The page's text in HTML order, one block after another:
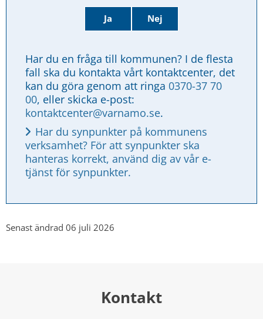
Ja Nej
Har du en fråga till kommunen? I de flesta
fall ska du kontakta vårt kontaktcenter, det
kan du göra genom att ringa 0370-37 70
00
kontaktcenter@varnamo.se.
Har du synpunkter på kommunens
verksamhet? För att synpunkter ska
hanteras korrekt, använd dig av vår e-
tjänst för synpunkter.
Senast ändrad 06 juli 2026
Kontakt